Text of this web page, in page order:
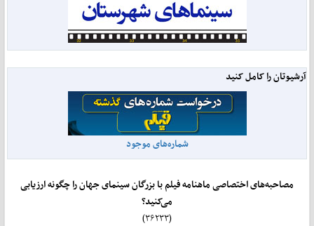
آرشیوتان را کامل کنید
شماره‌های موجود
مصاحبه‌های اختصاصی ماهنامه فیلم با بزرگان سینمای جهان را چگونه ارزیابی
می‌کنید؟